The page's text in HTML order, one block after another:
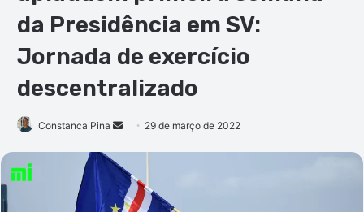
da Presidência em SV:
Jornada de exercício
descentralizado
Constanca Pina
Mande
mail
29 de março de 2022